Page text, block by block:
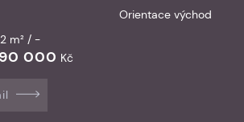
Orientace východ
m² / -
000 Kč